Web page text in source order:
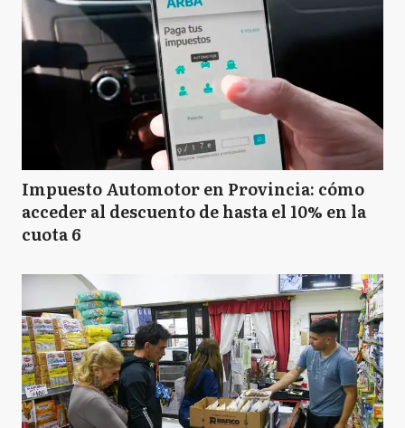
Impuesto Automotor en Provincia: cómo
acceder al descuento de hasta el 10% en la
cuota 6